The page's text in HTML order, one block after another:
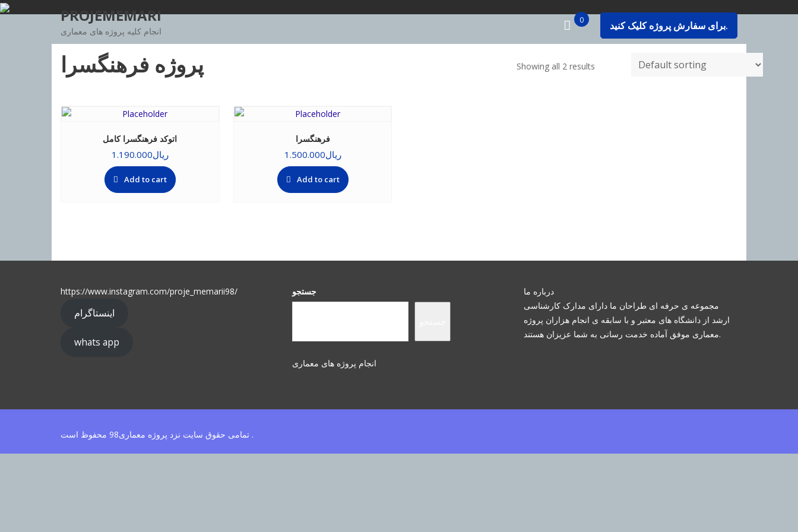
Skip
PROJEMEMARI
انجام کلیه پروژه های معماری برای سفارش پروژه کلیک کنید. 0
پروژه فرهنگسرا Showing all 2 results
اتوکد فرهنگسرا کامل
ریال1.190.000
Add to cart
فرهنگسرا
ریال1.500.000
Add to cart
https://www.instagram.com/proje_memarii98/
اینستاگرام
whats app
جستجو
انجام پروژه های معماری
درباره ما
مجموعه ی حرفه ای طراحان ما دارای مدارک کارشناسی
ارشد از دانشگاه های معتبر و با سابقه ی انجام هزاران پروژه
معماری موفق آماده خدمت رسانی به شما عزیزان هستند.
تمامی حقوق سایت نزد پروژه معماری98 محفوظ است .